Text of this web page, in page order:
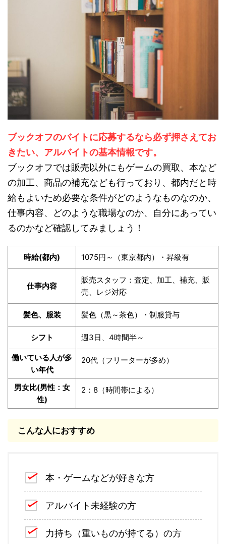
ブックオフのバイトに応募するなら必ず押さえてお
きたい、アルバイトの基本情報です。
ブックオフでは販売以外にもゲームの買取、本など
の加工、商品の補充なども行っており、都内だと時
給もよいため必要な条件がどのようなものなのか、
仕事内容、どのような職場なのか、自分にあってい
るのかなど確認してみましょう！
時給(都内) 1075円～（東京都内）・昇級有
仕事内容
販売スタッフ：査定、加工、補充、販
売、レジ対応
髪色、服装 髪色（黒～茶色）・制服貸与
シフト 週3日、4時間半～
働いている人が多
い年代
20代（フリーターが多め）
男女比(男性：女
性)
2：8（時間帯による）
こんな人におすすめ
本・ゲームなどが好きな方
アルバイト未経験の方
力持ち（重いものが持てる）の方